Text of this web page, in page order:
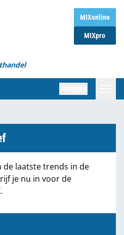
MIXonline
MIXpro
de laatste trends in de
je nu in voor de